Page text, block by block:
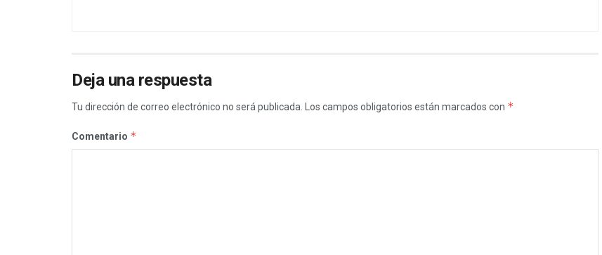
Deja una respuesta
Tu dirección de correo electrónico no será publicada. Los campos obligatorios están marcados con *
Comentario *